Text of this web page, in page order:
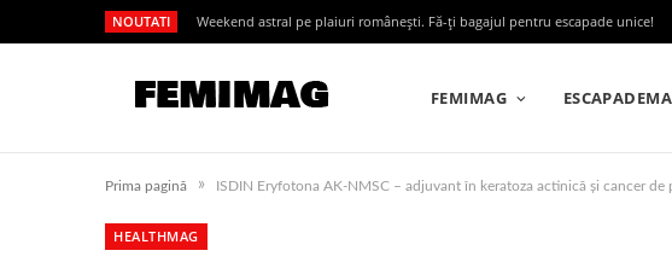
NOUTATI Weekend astral pe plaiuri românești. Fă-ți bagajul pentru escapade unice!
FEMIMAG
Prima pagină »
HEALTHMAG